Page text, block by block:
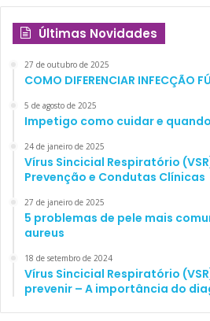
Últimas Novidades
27 de outubro de 2025
COMO DIFERENCIAR INFECÇÃO
5 de agosto de 2025
Impetigo como cuidar e
24 de janeiro de 2025
Vírus Sincicial Respiratório
Prevenção e Condutas Clínicas
27 de janeiro de 2025
5 problemas de pele mais
aureus
18 de setembro de 2024
Vírus Sincicial Respiratório
prevenir – A importância do